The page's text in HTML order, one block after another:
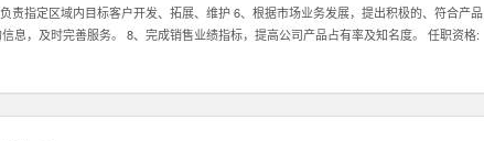
责指定区域内目标客户开发、拓展、维护 6、根据市场业务发展，提出积极的、符合产品
息，及时完善服务。 8、完成销售业绩指标，提高公司产品占有率及知名度。 任职资格:
下完成任务。 2、具有良好的沟通能力及客户服务意识，可以与客户进行良好的沟通。
能够在压力下完成任务。 2、具有良好的沟通能力及客户服务意识，可以与客户进行良好